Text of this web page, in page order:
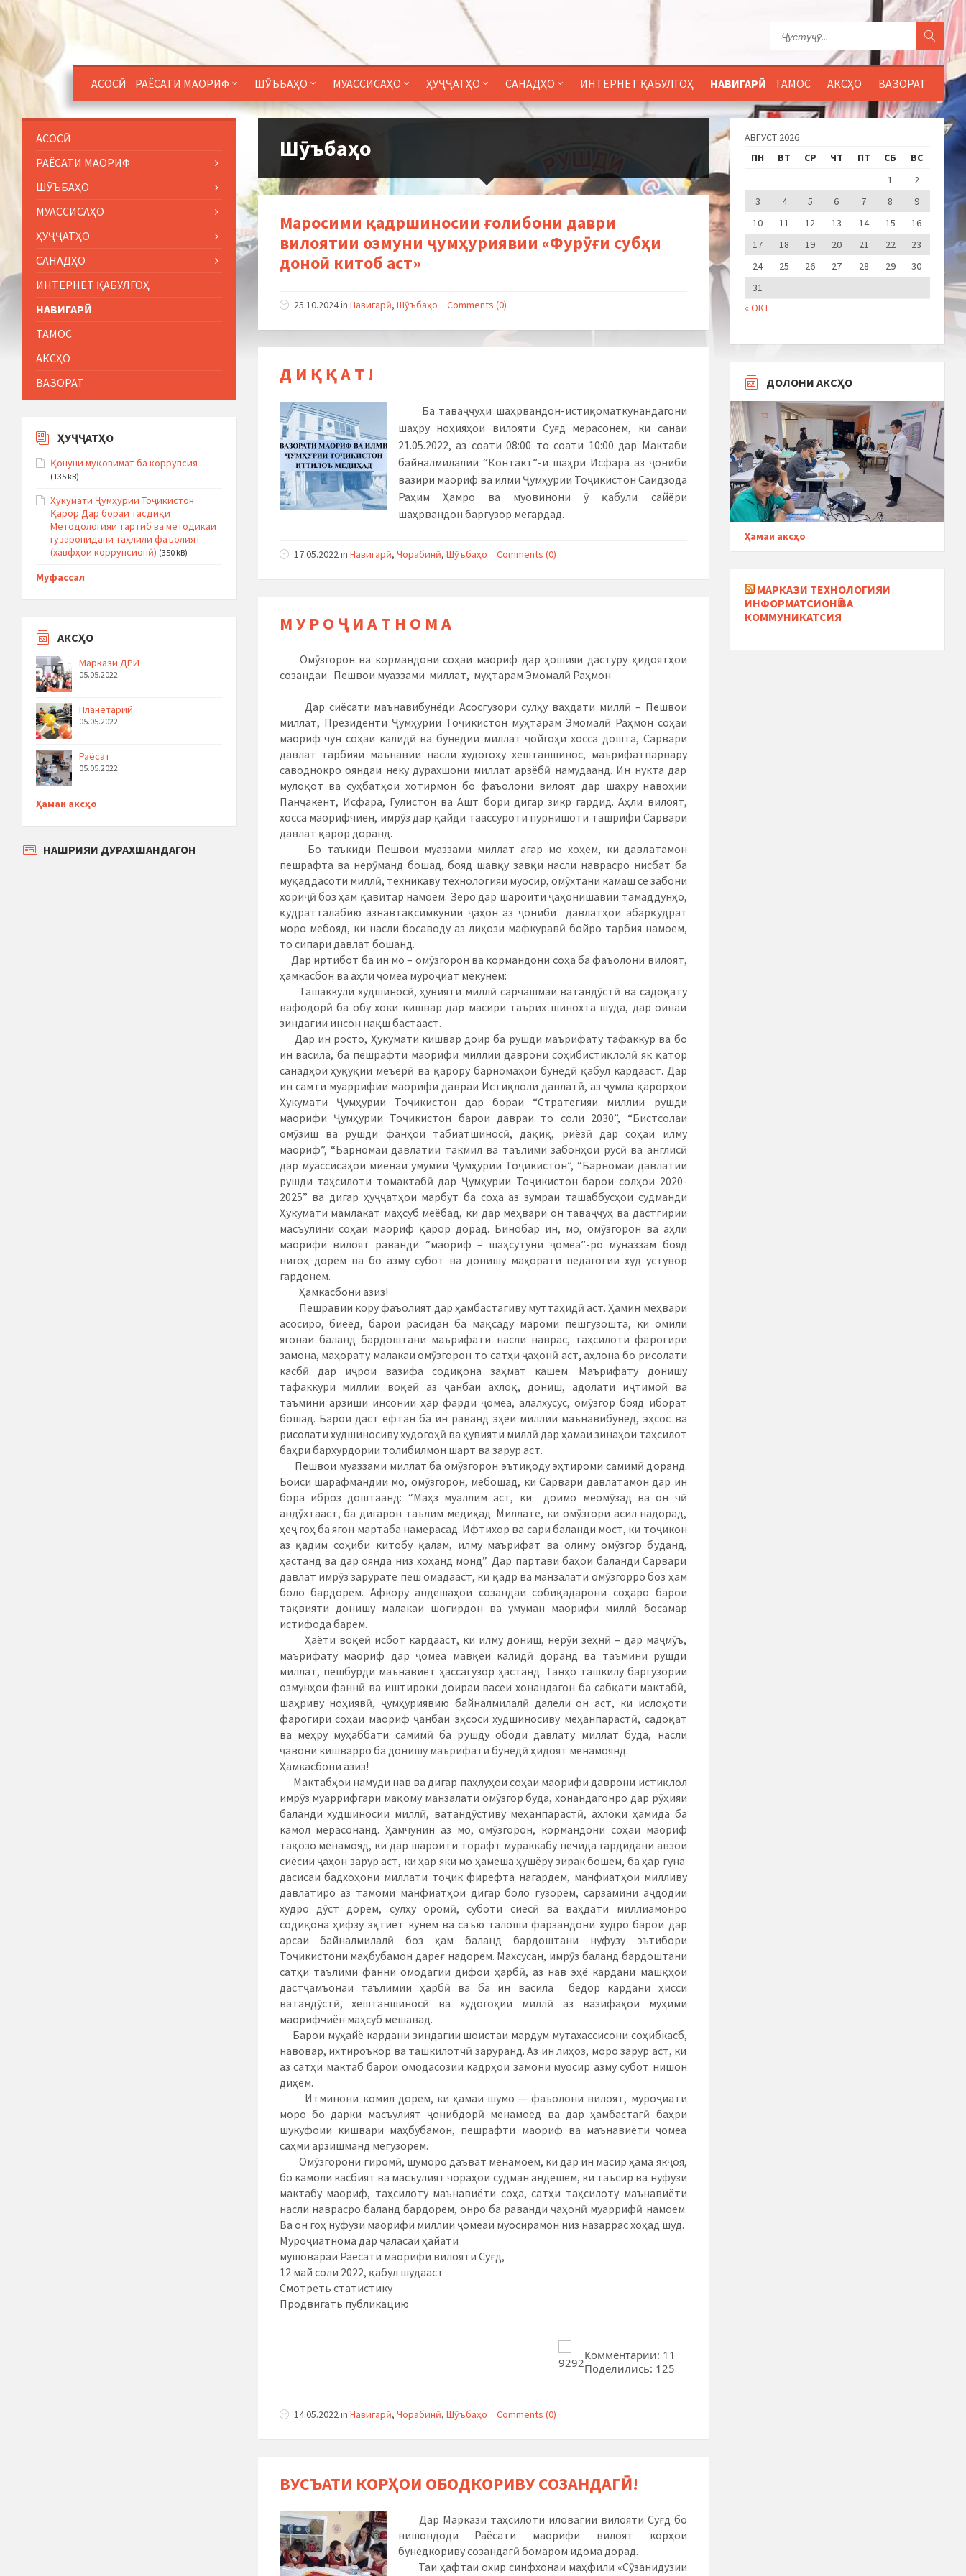
АСОСӢ РАЁСАТИ МАОРИФ ШӮЪБАҲО МУАССИСАҲО ҲУҶҶАТҲО САНАДҲО ИНТЕРНЕТ ҚАБУЛГОҲ НАВИГАРӢ ТАМОС АКСҲО ВАЗОРАТ
Шӯъбаҳо
Маросими қадршиносии ғолибони даври
вилоятии озмуни ҷумҳуриявии «Фурӯғи субҳи
доноӣ китоб аст»
25.10.2024in Навигарӣ, Шӯъбаҳо Comments (0)
Д И Қ Қ А Т !
Ба таваҷҷуҳи шаҳрвандон-истиқоматкунандагони
шаҳру ноҳияҳои вилояти Суғд мерасонем, ки санаи
21.05.2022, аз соати 08:00 то соати 10:00 дар Мактаби
байналмилалии “Контакт”-и шаҳри Исфара аз ҷониби
вазири маориф ва илми Ҷумҳурии Тоҷикистон Саидзода
Раҳим Ҳамро ва муовинони ӯ қабули сайёри
шаҳрвандон баргузор мегардад.
17.05.2022in Навигарӣ, Чорабинӣ, Шӯъбаҳо Comments (0)
М У Р О Ҷ И А Т Н О М А
Омӯзгорон ва кормандони соҳаи маориф дар ҳошияи дастуру ҳидоятҳои
созандаи Пешвои муаззами миллат, муҳтарам Эмомалӣ Раҳмон
Дар сиёсати маънавибунёди Асосгузори сулҳу ваҳдати миллӣ – Пешвои
миллат, Президенти Ҷумҳурии Тоҷикистон муҳтарам Эмомалӣ Раҳмон соҳаи
маориф чун соҳаи калидӣ ва бунёдии миллат ҷойгоҳи хосса дошта, Сарвари
давлат тарбияи маънавии насли худогоҳу хештаншинос, маърифатпарвару
саводнокро ояндаи неку дурахшони миллат арзёбӣ намудаанд. Ин нукта дар
мулоқот ва суҳбатҳои хотирмон бо фаъолони вилоят дар шаҳру навоҳии
Панҷакент, Исфара, Гулистон ва Ашт бори дигар зикр гардид. Аҳли вилоят,
хосса маорифчиён, имрӯз дар қайди таассуроти пурнишоти ташрифи Сарвари
давлат қарор доранд.
Бо таъкиди Пешвои муаззами миллат агар мо хоҳем, ки давлатамон
пешрафта ва нерӯманд бошад, бояд шавқу завқи насли наврасро нисбат ба
муқаддасоти миллӣ, техникаву технологияи муосир, омӯхтани камаш се забони
хориҷӣ боз ҳам қавитар намоем. Зеро дар шароити ҷаҳонишавии тамаддунҳо,
қудратталабию азнавтақсимкунии ҷаҳон аз ҷониби давлатҳои абарқудрат
моро мебояд, ки насли босаводу аз лиҳози мафкуравӣ бойро тарбия намоем,
то сипари давлат бошанд.
Дар иртибот ба ин мо – омӯзгорон ва кормандони соҳа ба фаъолони вилоят,
ҳамкасбон ва аҳли ҷомеа муроҷиат мекунем:
Ташаккули худшиносӣ, ҳувияти миллӣ сарчашмаи ватандӯстӣ ва садоқату
вафодорӣ ба обу хоки кишвар дар масири таърих шинохта шуда, дар оинаи
зиндагии инсон нақш бастааст.
Дар ин росто, Ҳукумати кишвар доир ба рушди маърифату тафаккур ва бо
ин васила, ба пешрафти маорифи миллии даврони соҳибистиқлолӣ як қатор
санадҳои ҳуқуқии меъёрӣ ва қарору барномаҳои бунёдӣ қабул кардааст. Дар
ин самти муаррифии маорифи давраи Истиқлоли давлатӣ, аз ҷумла қарорҳои
Ҳукумати Ҷумҳурии Тоҷикистон дар бораи “Стратегияи миллии рушди
маорифи Ҷумҳурии Тоҷикистон барои давраи то соли 2030”, “Бистсолаи
омӯзиш ва рушди фанҳои табиатшиносӣ, дақиқ, риёзӣ дар соҳаи илму
маориф”, “Барномаи давлатии такмил ва таълими забонҳои русӣ ва англисӣ
дар муассисаҳои миёнаи умумии Ҷумҳурии Тоҷикистон”, “Барномаи давлатии
рушди таҳсилоти томактабӣ дар Ҷумҳурии Тоҷикистон барои солҳои 2020-
2025” ва дигар ҳуҷҷатҳои марбут ба соҳа аз зумраи ташаббусҳои судманди
Ҳукумати мамлакат маҳсуб меёбад, ки дар меҳвари он таваҷҷуҳ ва дастгирии
масъулини соҳаи маориф қарор дорад. Бинобар ин, мо, омӯзгорон ва аҳли
маорифи вилоят раванди “маориф – шаҳсутуни ҷомеа”-ро муназзам бояд
нигоҳ дорем ва бо азму субот ва донишу маҳорати педагогии худ устувор
гардонем.
Ҳамкасбони азиз!
Пешравии кору фаъолият дар ҳамбастагиву муттаҳидӣ аст. Ҳамин меҳвари
асосиро, биёед, барои расидан ба мақсаду мароми пешгузошта, ки омили
ягонаи баланд бардоштани маърифати насли наврас, таҳсилоти фарогири
замона, маҳорату малакаи омӯзгорон то сатҳи ҷаҳонӣ аст, аҳлона бо рисолати
касбӣ дар иҷрои вазифа содиқона заҳмат кашем. Маърифату донишу
тафаккури миллии воқеӣ аз ҷанбаи ахлоқ, дониш, адолати иҷтимоӣ ва
таъмини арзиши инсонии ҳар фарди ҷомеа, алалхусус, омӯзгор бояд иборат
бошад. Барои даст ёфтан ба ин раванд эҳёи миллии маънавибунёд, эҳсос ва
рисолати худшиносиву худогоҳӣ ва ҳувияти миллӣ дар ҳамаи зинаҳои таҳсилот
баҳри бархурдории толибилмон шарт ва зарур аст.
Пешвои муаззами миллат ба омӯзгорон эътиқоду эҳтироми самимӣ доранд.
Боиси шарафмандии мо, омӯзгорон, мебошад, ки Сарвари давлатамон дар ин
бора иброз доштаанд: “Маҳз муаллим аст, ки доимо меомӯзад ва он чӣ
андӯхтааст, ба дигарон таълим медиҳад. Миллате, ки омӯзгори асил надорад,
ҳеҷ гоҳ ба ягон мартаба намерасад. Ифтихор ва сари баланди мост, ки тоҷикон
аз қадим соҳиби китобу қалам, илму маърифат ва олиму омӯзгор буданд,
ҳастанд ва дар оянда низ хоҳанд монд”. Дар партави баҳои баланди Сарвари
давлат имрӯз зарурате пеш омадааст, ки қадр ва манзалати омӯзгорро боз ҳам
боло бардорем. Афкору андешаҳои созандаи собиқадарони соҳаро барои
тақвияти донишу малакаи шогирдон ва умуман маорифи миллӣ босамар
истифода барем.
Ҳаёти воқеӣ исбот кардааст, ки илму дониш, нерӯи зеҳнӣ – дар маҷмӯъ,
маърифату маориф дар ҷомеа мавқеи калидӣ доранд ва таъмини рушди
миллат, пешбурди маънавиёт ҳассагузор ҳастанд. Танҳо ташкилу баргузории
озмунҳои фаннӣ ва иштироки доираи васеи хонандагон ба сабқати мактабӣ,
шаҳриву ноҳиявӣ, ҷумҳуриявию байналмилалӣ далели он аст, ки ислоҳоти
фарогири соҳаи маориф ҷанбаи эҳсоси худшиносиву меҳанпарастӣ, садоқат
ва меҳру муҳаббати самимӣ ба рушду ободи давлату миллат буда, насли
ҷавони кишварро ба донишу маърифати бунёдӣ ҳидоят менамоянд.
Ҳамкасбони азиз!
Мактабҳои намуди нав ва дигар паҳлуҳои соҳаи маорифи даврони истиқлол
имрӯз муаррифгари мақому манзалати омӯзгор буда, хонандагонро дар рӯҳияи
баланди худшиносии миллӣ, ватандӯстиву меҳанпарастӣ, ахлоқи ҳамида ба
камол мерасонанд. Ҳамчунин аз мо, омӯзгорон, кормандони соҳаи маориф
тақозо менамояд, ки дар шароити торафт мураккабу печида гардидани авзои
сиёсии ҷаҳон зарур аст, ки ҳар яки мо ҳамеша ҳушёру зирак бошем, ба ҳар гуна
дасисаи бадхоҳони миллати тоҷик фирефта нагардем, манфиатҳои милливу
давлатиро аз тамоми манфиатҳои дигар боло гузорем, сарзамини аҷдодии
худро дӯст дорем, сулҳу оромӣ, суботи сиёсӣ ва ваҳдати миллиамонро
содиқона ҳифзу эҳтиёт кунем ва саъю талоши фарзандони худро барои дар
арсаи байналмилалӣ боз ҳам баланд бардоштани нуфузу эътибори
Тоҷикистони маҳбубамон дареғ надорем. Махсусан, имрӯз баланд бардоштани
сатҳи таълими фанни омодагии дифои ҳарбӣ, аз нав эҳё кардани машқҳои
дастҷамъонаи таълимии ҳарбӣ ва ба ин васила бедор кардани ҳисси
ватандӯстӣ, хештаншиносӣ ва худогоҳии миллӣ аз вазифаҳои муҳими
маорифчиён маҳсуб мешавад.
Барои муҳайё кардани зиндагии шоистаи мардум мутахассисони соҳибкасб,
навовар, ихтироъкор ва ташкилотчӣ заруранд. Аз ин лиҳоз, моро зарур аст, ки
аз сатҳи мактаб барои омодасозии кадрҳои замони муосир азму субот нишон
диҳем.
Итминони комил дорем, ки ҳамаи шумо — фаъолони вилоят, муроҷиати
моро бо дарки масъулият ҷонибдорӣ менамоед ва дар ҳамбастагӣ баҳри
шукуфоии кишвари маҳбубамон, пешрафти маориф ва маънавиёти ҷомеа
саҳми арзишманд мегузорем.
Омӯзгорони гиромӣ, шуморо даъват менамоем, ки дар ин масир ҳама якҷоя,
бо камоли касбият ва масъулият чораҳои судман андешем, ки таъсир ва нуфузи
мактабу маориф, таҳсилоту маънавиёти соҳа, сатҳи таҳсилоту маънавиёти
насли наврасро баланд бардорем, онро ба раванди ҷаҳонӣ муаррифӣ намоем.
Ва он гоҳ нуфузи маорифи миллии ҷомеаи муосирамон низ назаррас хоҳад шуд.
Муроҷиатнома дар ҷаласаи ҳайати
мушовараи Раёсати маорифи вилояти Суғд,
12 май соли 2022, қабул шудааст
Смотреть статистику
Продвигать публикацию
9292
Комментарии: 11
Поделились: 125
14.05.2022in Навигарӣ, Чорабинӣ, Шӯъбаҳо Comments (0)
ВУСЪАТИ КОРҲОИ ОБОДКОРИВУ СОЗАНДАГӢ!
Дар Маркази таҳсилоти иловагии вилояти Суғд бо
нишондоди Раёсати маорифи вилоят корҳои
бунёдкориву созандагӣ бомаром идома дорад.
Таи ҳафтаи охир синфхонаи маҳфили «Сӯзанидузии
АСОСӢ
РАЁСАТИ МАОРИФ
ШӮЪБАҲО
МУАССИСАҲО
ҲУҶҶАТҲО
САНАДҲО
ИНТЕРНЕТ ҚАБУЛГОҲ
НАВИГАРӢ
ТАМОС
АКСҲО
ВАЗОРАТ
ҲУҶҶАТҲО
Қонуни муқовимат ба коррупсия
(135 kB)
Ҳукумати Ҷумҳурии Тоҷикистон
Қарор Дар бораи тасдиқи
Методологияи тартиб ва методикаи
гузаронидани таҳлили фаъолият
(хавфҳои коррупсионӣ) (350 kB)
Муфассал
АКСҲО
Маркази ДРИ
05.05.2022
Планетарий
05.05.2022
Раёсат
05.05.2022
Ҳамаи аксҳо
НАШРИЯИ ДУРАХШАНДАГОН
АВГУСТ 2026
ПН
ВТ СР ЧТ ПТ СБ ВС
« ОКТ
1
2
3
4 5 6 7 8
9
10
11 12 13 14 15
16
17
18 19 20 21 22
23
24
25 26 27 28 29
30
31
ДОЛОНИ АКСҲО
Ҳамаи аксҳо
МАРКАЗИ ТЕХНОЛОГИЯИ
ИНФОРМАТСИОНӢ ВА
КОММУНИКАТСИЯ